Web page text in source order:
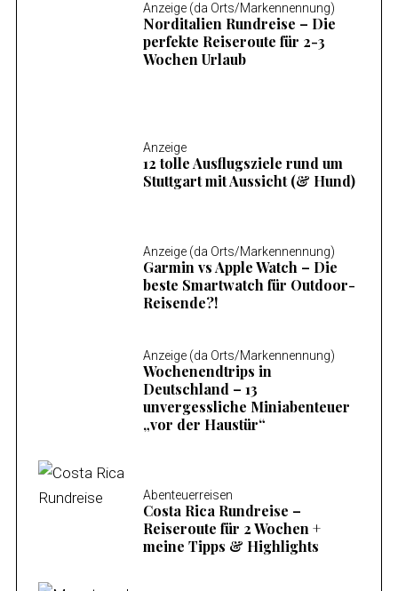
Anzeige (da Orts/Markennennung)
Norditalien Rundreise – Die
perfekte Reiseroute für 2-3
Wochen Urlaub
Anzeige
12 tolle Ausflugsziele rund um
Stuttgart mit Aussicht (& Hund)
Anzeige (da Orts/Markennennung)
Garmin vs Apple Watch – Die
beste Smartwatch für Outdoor-
Reisende?!
Anzeige (da Orts/Markennennung)
Wochenendtrips in
Deutschland – 13
unvergessliche Miniabenteuer
„vor der Haustür“
Abenteuerreisen
Costa Rica Rundreise –
Reiseroute für 2 Wochen +
meine Tipps & Highlights